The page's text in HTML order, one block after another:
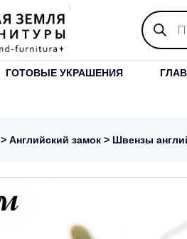
Поиск
товаров
ГОТОВЫЕ УКРАШЕНИЯ
> Английский замок > Швензы